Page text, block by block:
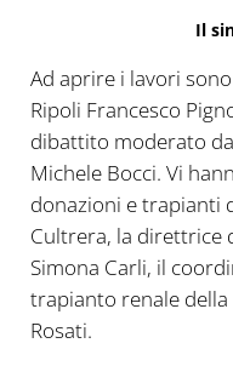
Il
Ad aprire i lavori
Ripoli Francesco
dibattito moderato
Michele Bocci. Vi
donazioni e trapianti
Cultrera, la direttrice
Simona Carli, il
trapianto renale della
Rosati.